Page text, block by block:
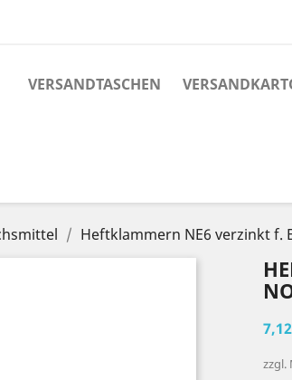
VERSANDTASCHEN
Heftklammern NE6 verzinkt f.
zzgl.